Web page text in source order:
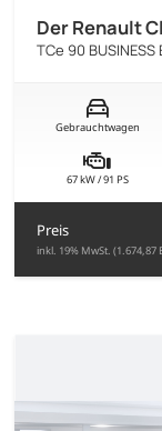
Der Renault
TCe 90 BUSINESS
Gebrauchtwagen
67 kW / 91 PS
Preis
inkl. 19% MwSt. (1.674,87